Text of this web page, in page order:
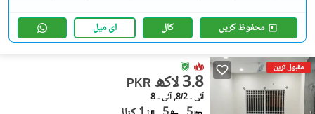
محفوظ کریں کال ای میل
مقبول ترین
PKR 3.8 لاکھ
آئی ۔ 8/2, آئی ۔ 8